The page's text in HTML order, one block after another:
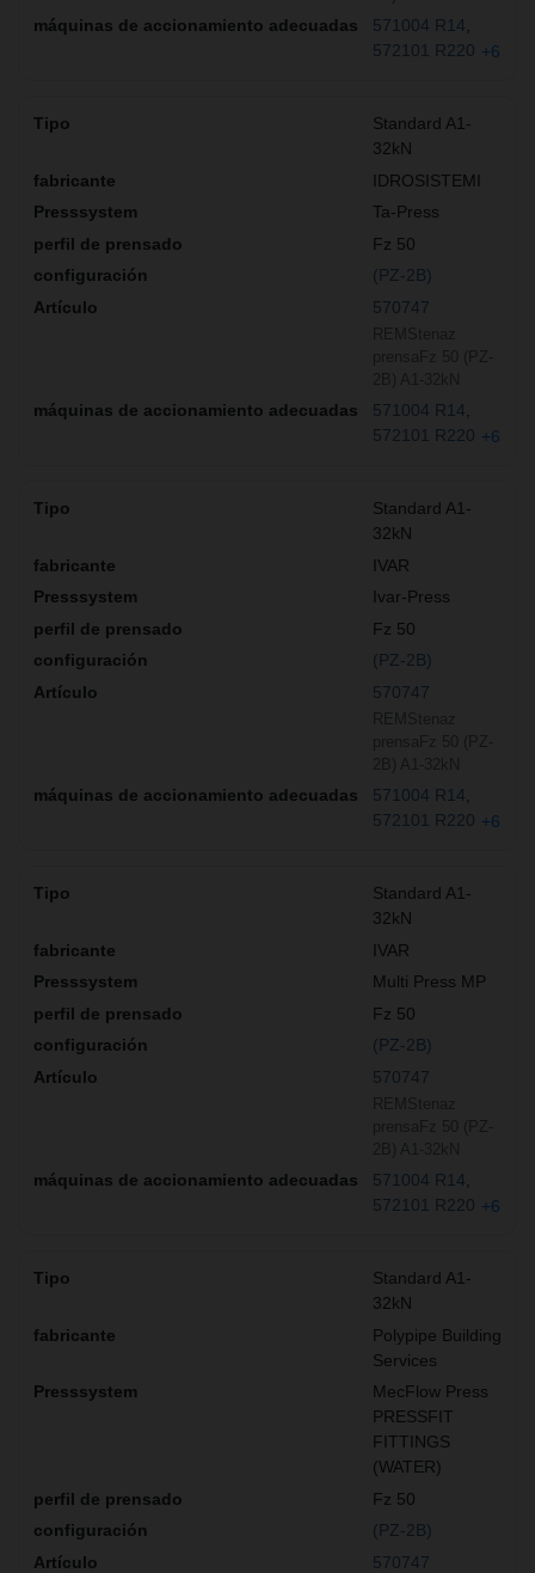
571004 R14
572101 R220 +6
Standard A1-
32kN
IDROSISTEMI
Ta-Press
Fz 50
(PZ-2B)
570747
571004 R14
572101 R220 +6
Standard A1-
32kN
IVAR
Ivar-Press
Fz 50
(PZ-2B)
570747
571004 R14
572101 R220 +6
Standard A1-
32kN
IVAR
Multi Press MP
Fz 50
(PZ-2B)
570747
571004 R14
572101 R220 +6
Standard A1-
32kN
Polypipe Building
Services
MecFlow Press
PRESSFIT
FITTINGS
(WATER)
Fz 50
(PZ-2B)
570747